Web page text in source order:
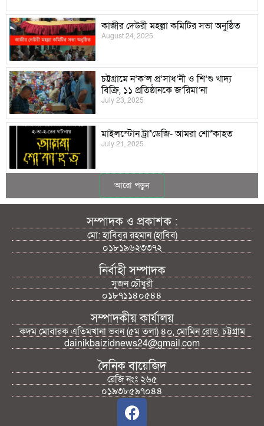
কাজীর দেউরী মহল্লা কমিটির সভা অনুষ্ঠিত
August 24, 2025
চট্টগ্রামে ন’ক’ল প্র’সাধ’নী ও শি’শু খাদ্য
বিক্রি, ১১ প্রতিষ্ঠানকে জ’রিমা’না
July 23, 2025
মাইলস্টোন ট্রা*ডেজি- আমরা শো*কাহত
July 21, 2025
আরো পড়ুন
সম্পাদক ও প্রকাশক :
মো: হাবিবুর রহমান (হাবিব)
০১৮১৯৬২৩৩৭২
নির্বাহী সম্পাদক
সুজন চৌধুরী
০১৮৭১১৪০৫৪৪
সম্পাদকীয় কার্যালয়
কদম মোবারক এতিমখানা ভবন (৫ম তলা) ৪০, মোমিন রোড, চট্টগ্রাম
dainikbaizidnews24@gmail.com
দৈনিক বায়েজিদ
রেজি নংঃ ২৬৫
০১৯৩৮৫৯৭০৪৪